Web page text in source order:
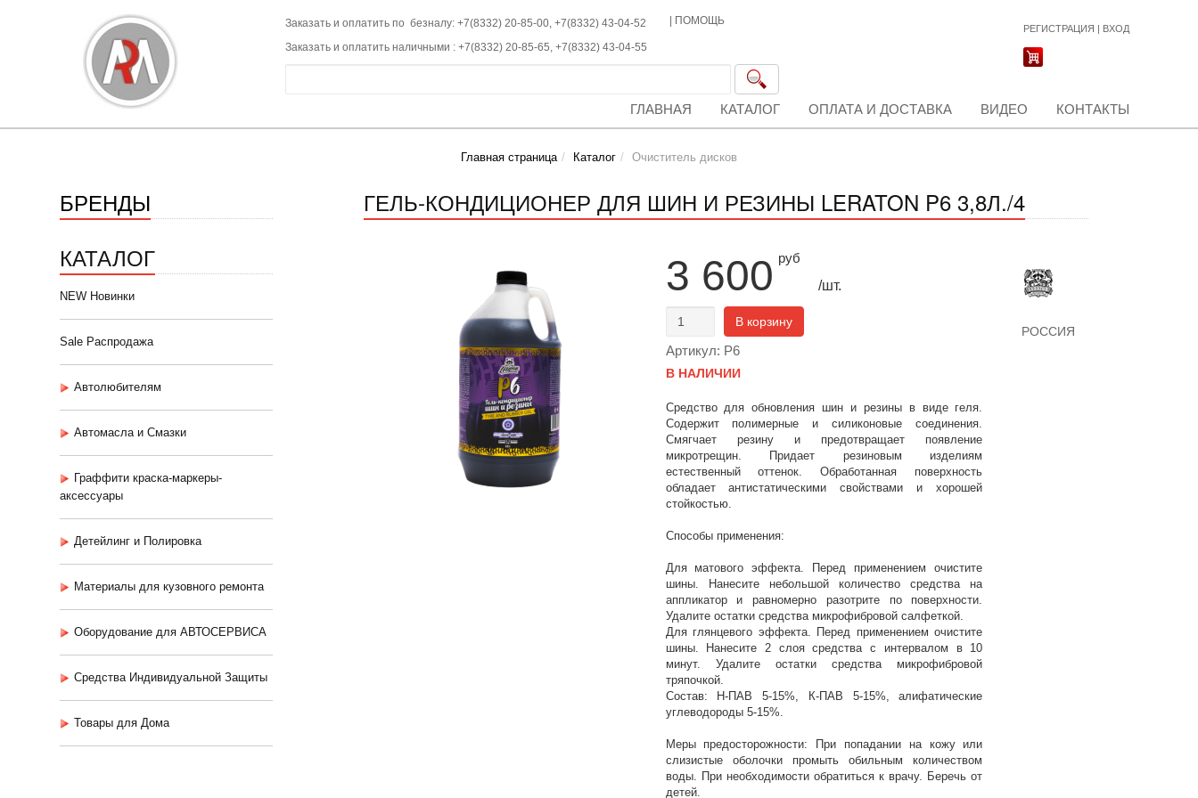
Заказать и оплатить по безналу: +7(8332) 20-85-00, +7(8332) 43-04-52
Заказать и оплатить наличными : +7(8332) 20-85-65, +7(8332) 43-04-55
ПОМОЩЬ
РЕГИСТРАЦИЯ | ВХОД
ГЛАВНАЯ КАТАЛОГ ОПЛАТА И ДОСТАВКА ВИДЕО КОНТАКТЫ
Главная страница Каталог Очиститель дисков
БРЕНДЫ
КАТАЛОГ
NEW Новинки
Sale Распродажа
Автолюбителям
Автомасла и Смазки
Граффити краска-маркеры-
аксессуары
Детейлинг и Полировка
Материалы для кузовного ремонта
Оборудование для АВТОСЕРВИСА
Средства Индивидуальной Защиты
Товары для Дома
ГЕЛЬ-КОНДИЦИОНЕР ДЛЯ ШИН И РЕЗИНЫ LERATON P6 3,8Л./4
3 600 руб
/шт.
В корзину
Артикул: P6
В НАЛИЧИИ
Средство для обновления шин и резины в виде геля.
Содержит полимерные и силиконовые соединения.
Смягчает резину и предотвращает появление
микротрещин. Придает резиновым изделиям
естественный оттенок. Обработанная поверхность
обладает антистатическими свойствами и хорошей
стойкостью.
Способы применения:
Для матового эффекта. Перед применением очистите
шины. Нанесите небольшой количество средства на
аппликатор и равномерно разотрите по поверхности.
Удалите остатки средства микрофибровой салфеткой.
Для глянцевого эффекта. Перед применением очистите
шины. Нанесите 2 слоя средства с интервалом в 10
минут. Удалите остатки средства микрофибровой
тряпочкой.
Состав: Н-ПАВ 5-15%, К-ПАВ 5-15%, алифатические
углеводороды 5-15%.
Меры предосторожности: При попадании на кожу или
слизистые оболочки промыть обильным количеством
воды. При необходимости обратиться к врачу. Беречь от
детей.
РОССИЯ